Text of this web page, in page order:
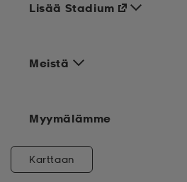
Meistä
Lisää Stadium
Myymälämme
Karttaan